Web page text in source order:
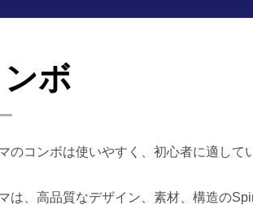
ンボ
のコンボは使いやすく、初心者に適して
は、高品質なデザイン、素材、構造の